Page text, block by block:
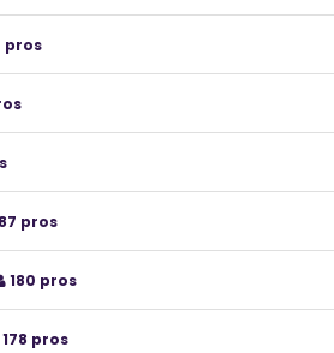
pros
pros
180 pros
178 pros